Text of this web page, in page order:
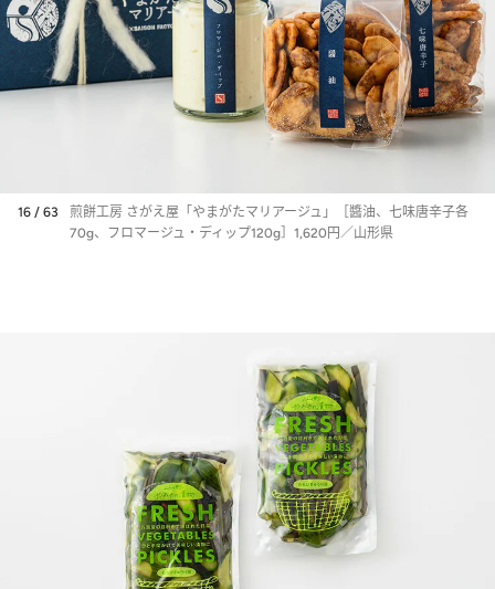
16 / 63
煎餅工房 さがえ屋「やまがたマリアージュ」［醬油、七味唐辛子各
70g、フロマージュ・ディップ120g］1,620円／山形県